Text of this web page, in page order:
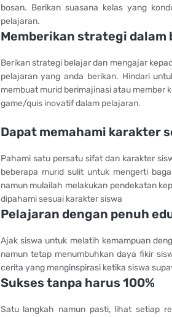
bosan. Berikan suasana kelas yang
pelajaran.
Memberikan strategi dalam
Berikan strategi belajar dan mengajar
pelajaran yang anda berikan. Hindari
membuat murid berimajinasi atau member
game/quis inovatif dalam pelajaran.
Dapat memahami karakter
Pahami satu persatu sifat dan karakter
beberapa murid sulit untuk mengerti
namun mulailah melakukan pendekatan
dipahami sesuai karakter siswa
Pelajaran dengan penuh
Ajak siswa untuk melatih kemampuan
namun tetap menumbuhkan daya fikir
cerita yang menginspirasi ketika siswa
Sukses tanpa harus 100%
Satu langkah namun pasti, lihat setiap